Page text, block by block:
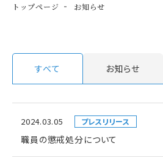
トップページ お知らせ
すべて お知らせ
2024.03.05 プレスリリース
職員の懲戒処分について